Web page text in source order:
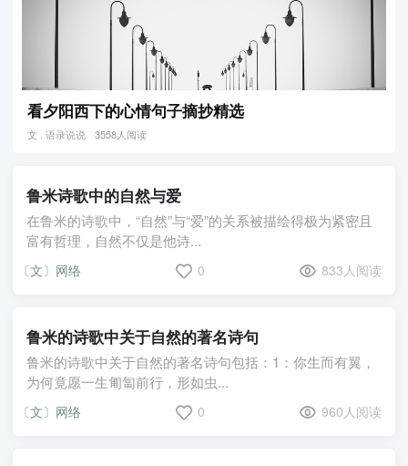
看夕阳西下的心情句子摘抄精选
文 . 语录说说 3558人阅读
鲁米诗歌中的自然与爱
在鲁米的诗歌中，“自然”与“爱”的关系被描绘得极为紧密且
富有哲理，自然不仅是他诗...
〔文〕网络 0 833人阅读
鲁米的诗歌中关于自然的著名诗句
鲁米的诗歌中关于自然的著名诗句包括：1：你生而有翼，
为何竟愿一生匍匐前行，形如虫...
〔文〕网络 0 960人阅读